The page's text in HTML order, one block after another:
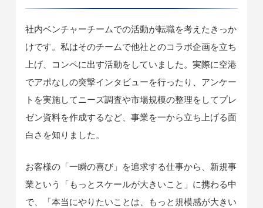
社内ベンチャーチームでの活動が転職を考えたきっか
けです。私はそのチームで他社とのコラボ企画を立ち
上げ、コンペに出す活動をしていました。実際に空港
でアポなしの突撃インタビューを行ったり、アンケー
トを実施してニーズ調査や市場規模の整理をしてプレ
ゼン資料を作成するなど、事業を一から立ち上げる面
白さを知りました。
お客様の「一瞬の喜び」を追求する仕事から、新規事
業という「もっとスケールが大きいこと」に携わる中
で、「本当にやりたいことは、もっと規模感が大きい